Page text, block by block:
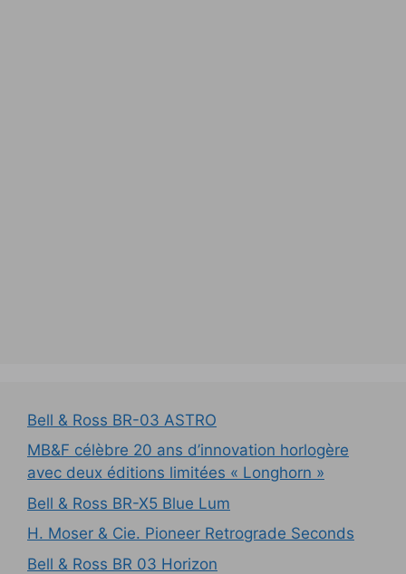
Bell & Ross BR-03 ASTRO
MB&F célèbre 20 ans d’innovation horlogère
avec deux éditions limitées « Longhorn »
Bell & Ross BR-X5 Blue Lum
H. Moser & Cie. Pioneer Retrograde Seconds
Bell & Ross BR 03 Horizon